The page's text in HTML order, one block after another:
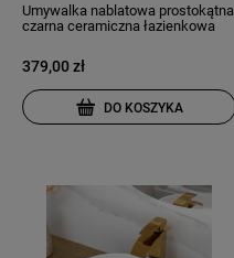
Umywalka nablatowa prostokątna
czarna ceramiczna łazienkowa
379,00 zł
DO KOSZYKA